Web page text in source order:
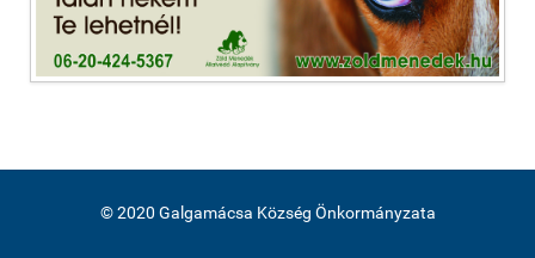
© 2020 Galgamácsa Község Önkormányzata